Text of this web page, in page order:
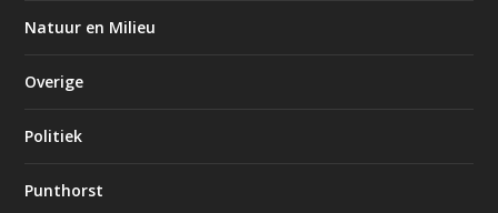
Natuur en Milieu
Overige
Politiek
Punthorst